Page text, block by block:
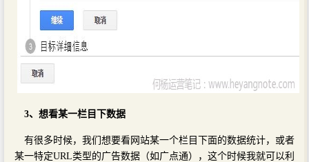
3、想看某一栏目下数据
有很多时候，我们想要看网站某一个栏目下面的数据统计，或者
某一特定URL类型的广告数据（如广点通），这个时候我就可以利